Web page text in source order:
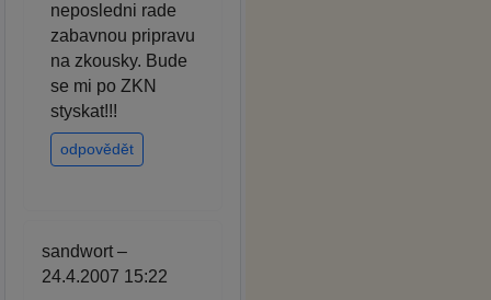
neposledni rade
zabavnou pripravu
na zkousky. Bude
se mi po ZKN
styskat!!!
odpovědět
sandwort –
24.4.2007 15:22